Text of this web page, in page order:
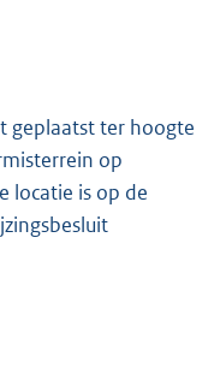
geplaatst ter hoogte
op
locatie is op de